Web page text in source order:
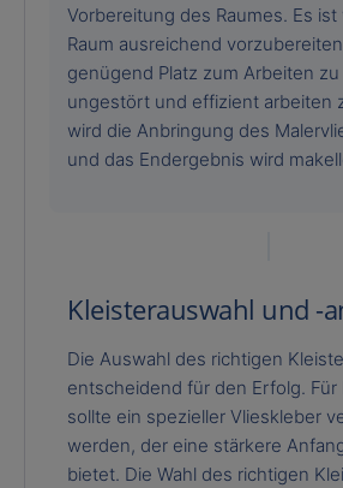
Vorbereitung des Raumes. Es
Raum ausreichend
genügend Platz zum Arbeiten
ungestört und effizient arbeiten
wird die Anbringung des
und das Endergebnis wird
Kleisterauswahl und -
Die Auswahl des richtigen
entscheidend für den Erfolg. Für
sollte ein spezieller Vlieskleber
werden, der eine stärkere
bietet. Die Wahl des richtigen